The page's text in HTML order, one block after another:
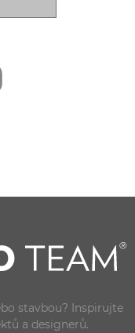
stavbou? Inspirujte
a designerů.